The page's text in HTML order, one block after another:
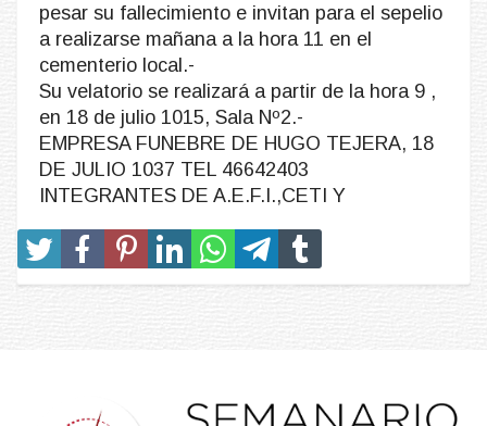
pesar su fallecimiento e invitan para el sepelio
a realizarse mañana a la hora 11 en el
cementerio local.-
Su velatorio se realizará a partir de la hora 9 ,
en 18 de julio 1015, Sala Nº2.-
EMPRESA FUNEBRE DE HUGO TEJERA, 18
DE JULIO 1037 TEL 46642403
INTEGRANTES DE A.E.F.I.,CETI Y